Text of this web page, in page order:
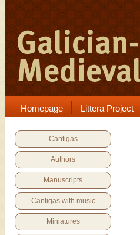
Homepage Littera Project
Cantigas
Authors
Manuscripts
Cantigas with music
Miniatures